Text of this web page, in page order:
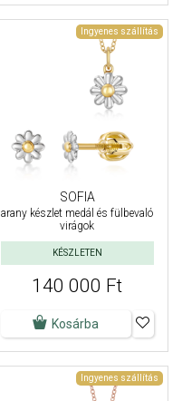
Ingyenes szállítás
SOFIA
arany készlet medál és fülbevaló
virágok
KÉSZLETEN
140 000 Ft
Kosárba
Ingyenes szállítás